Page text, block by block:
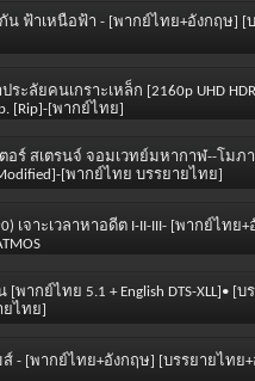
กัน ฟ้าเหนือฟ้า - [พากย์ไทย+อังกฤษ]
ระลัยคนเกราะเหล็ก [2160p UHD
[Rip]-[พากย์ไทย]
เตอร์ สเตรนจ์ จอมเวทย์มหากาฬ--โม
[พากย์ไทย บรรยายไทย]
เจาะเวลาหาอดีต I-II-III- [พากย์ไ
พากย์ไทย 5.1 + English DTS-XLL]• [
ยไทย]
ส์ - [พากย์ไทย+อังกฤษ] [บรรยายไทย+